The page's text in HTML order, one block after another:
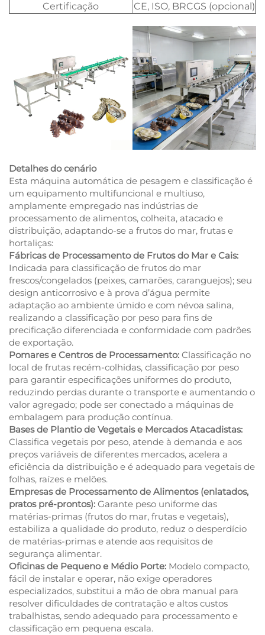
Certificação
CE, ISO, BRCGS (opcional)
Detalhes do cenário
Esta máquina automática de pesagem e classificação é
um equipamento multifuncional e multiuso,
amplamente empregado nas indústrias de
processamento de alimentos, colheita, atacado e
distribuição, adaptando-se a frutos do mar, frutas e
hortaliças:
Fábricas de Processamento de Frutos do Mar e Cais:
Indicada para classificação de frutos do mar
frescos/congelados (peixes, camarões, caranguejos); seu
design anticorrosivo e à prova d’água permite
adaptação ao ambiente úmido e com névoa salina,
realizando a classificação por peso para fins de
precificação diferenciada e conformidade com padrões
de exportação.
Pomares e Centros de Processamento: Classificação no
local de frutas recém-colhidas, classificação por peso
para garantir especificações uniformes do produto,
reduzindo perdas durante o transporte e aumentando o
valor agregado; pode ser conectado a máquinas de
embalagem para produção contínua.
Bases de Plantio de Vegetais e Mercados Atacadistas:
Classifica vegetais por peso, atende à demanda e aos
preços variáveis de diferentes mercados, acelera a
eficiência da distribuição e é adequado para vegetais de
folhas, raízes e melões.
Empresas de Processamento de Alimentos (enlatados,
pratos pré-prontos): Garante peso uniforme das
matérias-primas (frutos do mar, frutas e vegetais),
estabiliza a qualidade do produto, reduz o desperdício
de matérias-primas e atende aos requisitos de
segurança alimentar.
Oficinas de Pequeno e Médio Porte: Modelo compacto,
fácil de instalar e operar, não exige operadores
especializados, substitui a mão de obra manual para
resolver dificuldades de contratação e altos custos
trabalhistas, sendo adequado para processamento e
classificação em pequena escala.